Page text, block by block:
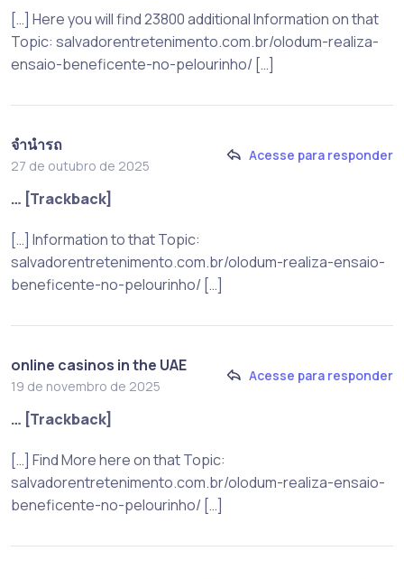
[…] Here you will find 23800 additional Information on that
Topic: salvadorentretenimento.com.br/olodum-realiza-
ensaio-beneficente-no-pelourinho/ […]
จำนำรถ
27 de outubro de 2025
Acesse para responder
… [Trackback]
[…] Information to that Topic:
salvadorentretenimento.com.br/olodum-realiza-ensaio-
beneficente-no-pelourinho/ […]
online casinos in the UAE
19 de novembro de 2025
Acesse para responder
… [Trackback]
[…] Find More here on that Topic:
salvadorentretenimento.com.br/olodum-realiza-ensaio-
beneficente-no-pelourinho/ […]